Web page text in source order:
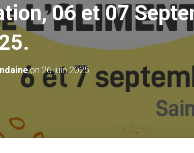
06 et 07
on 26 juin 2025